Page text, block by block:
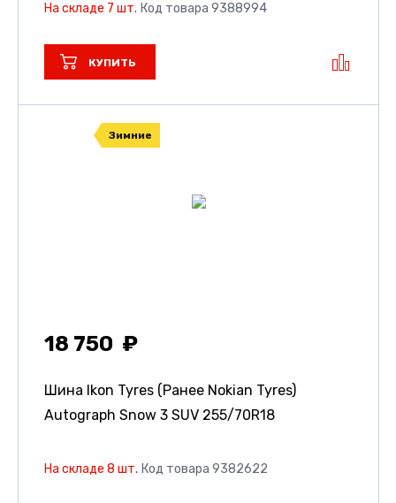
На складе 7 шт. Код товара 9388994
КУПИТЬ
Зимние
18 750
Шина Ikon Tyres (Ранее Nokian Tyres)
Autograph Snow 3 SUV 255/70R18
На складе 8 шт. Код товара 9382622